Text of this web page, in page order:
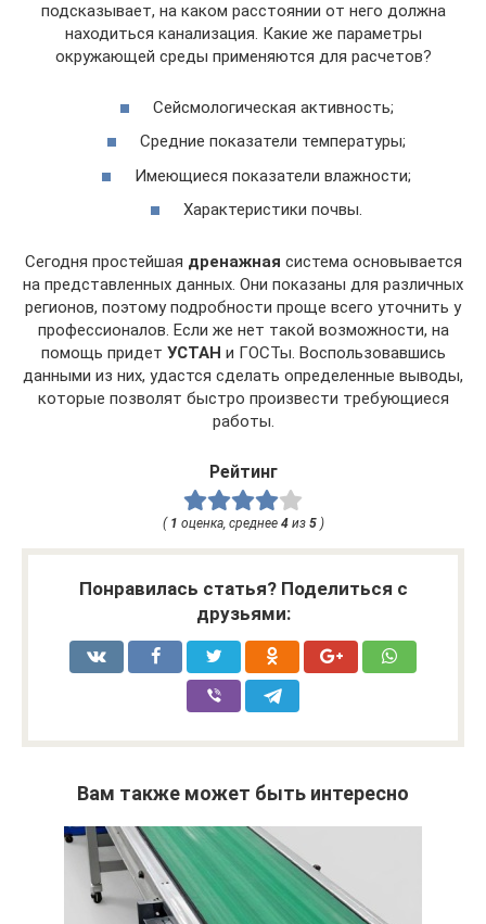
подсказывает, на каком расстоянии от него должна
находиться канализация. Какие же параметры
окружающей среды применяются для расчетов?
Сейсмологическая активность;
Средние показатели температуры;
Имеющиеся показатели влажности;
Характеристики почвы.
Сегодня простейшая дренажная система основывается
на представленных данных. Они показаны для различных
регионов, поэтому подробности проще всего уточнить у
профессионалов. Если же нет такой возможности, на
помощь придет УСТАН и ГОСТы. Воспользовавшись
данными из них, удастся сделать определенные выводы,
которые позволят быстро произвести требующиеся
работы.
Рейтинг
( 1 оценка, среднее 4из 5)
Понравилась статья? Поделиться с
друзьями:
Вам также может быть интересно